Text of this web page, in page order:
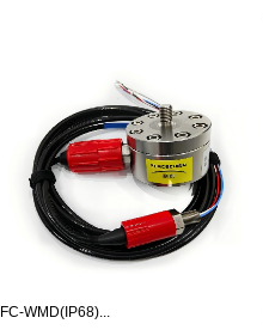
FC-WMD(IP68)...